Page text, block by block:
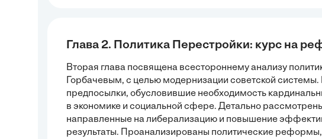
Глава 2. Политика Перестройки: курс на
Вторая глава посвящена всестороннему анализу
Горбачевым, с целью модернизации советской
предпосылки, обусловившие необходимость
в экономике и социальной сфере. Детально
направленные на либерализацию и повышение
результаты. Проанализированы политические